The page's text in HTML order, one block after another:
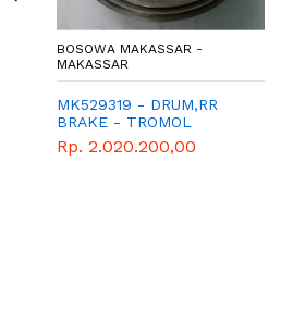
BOSOWA MAKASSAR -
MAKASSAR
MK529319 - DRUM,RR
BRAKE - TROMOL
BELAKANG - MITSUBISHI
- GENUINE - COLT
Rp. 2.020.200,00